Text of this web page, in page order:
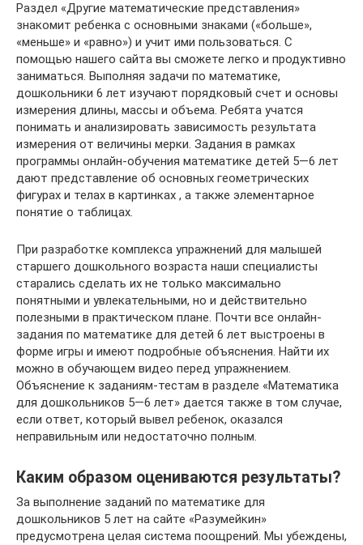
Раздел «Другие математические представления»
знакомит ребенка с основными знаками («больше»,
«меньше» и «равно») и учит ими пользоваться. С
помощью нашего сайта вы сможете легко и продуктивно
заниматься. Выполняя задачи по математике,
дошкольники 6 лет изучают порядковый счет и основы
измерения длины, массы и объема. Ребята учатся
понимать и анализировать зависимость результата
измерения от величины мерки. Задания в рамках
программы онлайн-обучения математике детей 5—6 лет
дают представление об основных геометрических
фигурах и телах в картинках , а также элементарное
понятие о таблицах.
При разработке комплекса упражнений для малышей
старшего дошкольного возраста наши специалисты
старались сделать их не только максимально
понятными и увлекательными, но и действительно
полезными в практическом плане. Почти все онлайн-
задания по математике для детей 6 лет выстроены в
форме игры и имеют подробные объяснения. Найти их
можно в обучающем видео перед упражнением.
Объяснение к заданиям-тестам в разделе «Математика
для дошкольников 5—6 лет» дается также в том случае,
если ответ, который вывел ребенок, оказался
неправильным или недостаточно полным.
Каким образом оцениваются результаты?
За выполнение заданий по математике для
дошкольников 5 лет на сайте «Разумейкин»
предусмотрена целая система поощрений. Мы убеждены,